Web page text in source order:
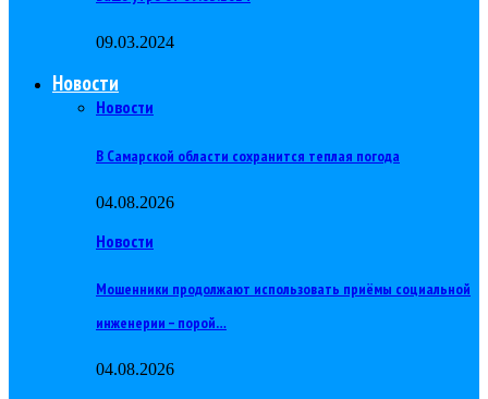
09.03.2024
Новости
Новости
В Самарской области сохранится теплая погода
04.08.2026
Новости
Мошенники продолжают использовать приёмы социальной
инженерии – порой…
04.08.2026